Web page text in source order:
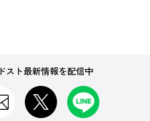
スト最新情報を配信中